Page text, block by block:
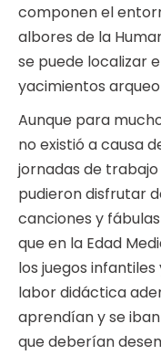
componen el
albores de la
se puede localizar
yacimientos
Aunque para
no existió a causa
jornadas de
pudieron disfrutar
canciones y
que en la Edad
los juegos
labor didáctica
aprendían y se
que deberían